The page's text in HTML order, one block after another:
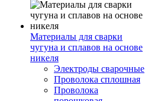
Материалы для сварки
чугуна и сплавов на основе
никеля
Электроды сварочные
Проволока сплошная
Проволока